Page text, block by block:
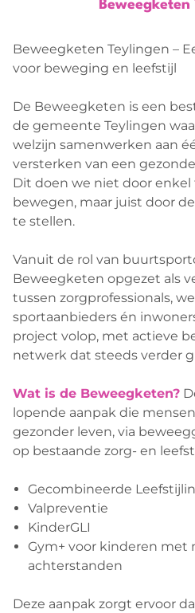
Beweegketen
Beweegketen Teylingen –
voor beweging en leefstijl
De Beweegketen is een
de gemeente Teylingen
welzijn samenwerken aan
versterken van een
Dit doen we niet door enkel
bewegen, maar juist door
te stellen.
Vanuit de rol van
Beweegketen opgezet als
tussen zorgprofessionals,
sportaanbieders én
project volop, met actieve
netwerk dat steeds verder
Wat is de Beweegketen?
lopende aanpak die
gezonder leven, via
op bestaande zorg- en
Gecombineerde
Valpreventie
KinderGLI
Gym+ voor kinderen met
achterstanden
Deze aanpak zorgt ervoor